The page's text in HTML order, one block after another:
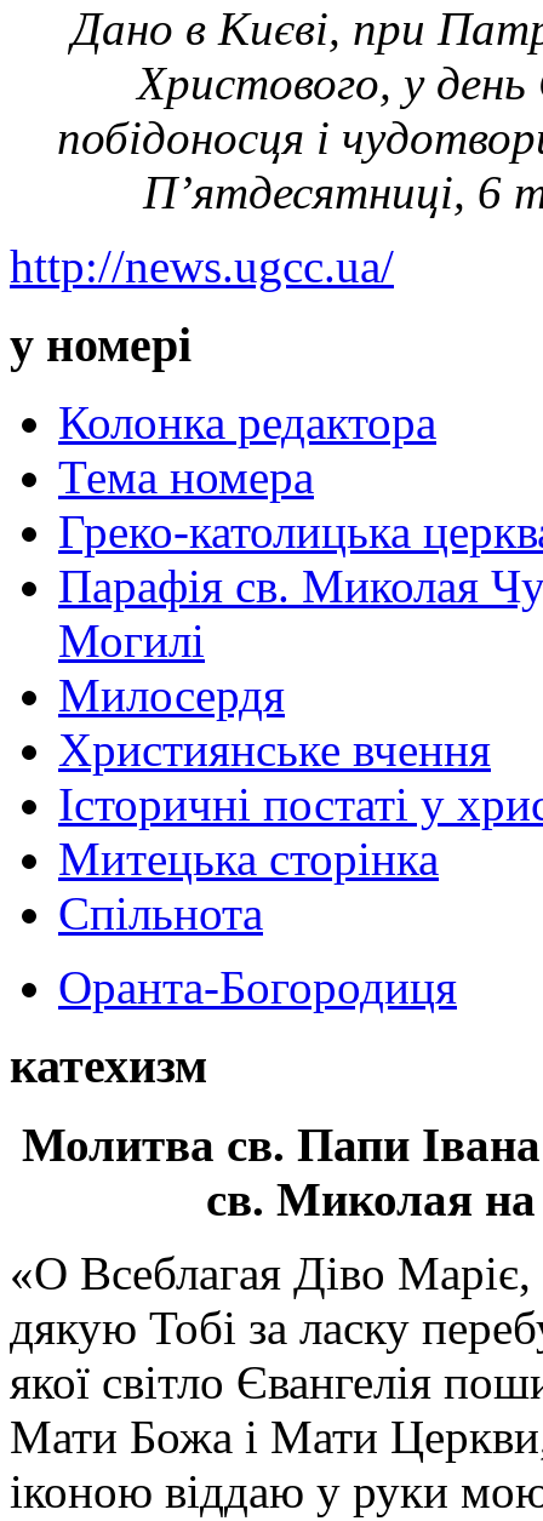
Дано в Києві, при
Христового, у
побідоносця і
П’ятдесятниці, 6
http://news.ugcc.ua/
у номері
Колонка редактора
Тема номера
Греко-католицька
Парафія св. Миколая
Могилі
Милосердя
Християнське вчення
Історичні постаті у
Митецька сторінка
Спільнота
Оранта-Богородиця
катехизм
Молитва св. Папи
св. Миколая на
«О Всеблагая Діво
дякую Тобі за ласку
якої світло Євангелія
Мати Божа і Мати
іконою віддаю у руки